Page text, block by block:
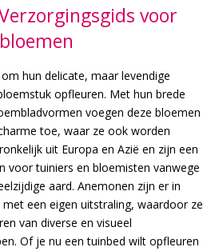
voor
bloemen
hun delicate, maar levendige
opfleuren. Met hun brede
voegen deze bloemen
toe, waar ze ook worden
uit Europa en Azië en zijn een
voor tuiniers en bloemisten vanwege
aard. Anemonen zijn er in
een eigen uitstraling, waardoor ze
van diverse en visueel
Of je nu een tuinbed wilt opfleuren